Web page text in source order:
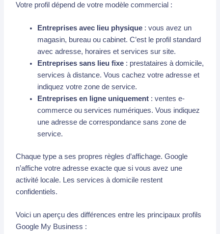
Votre profil dépend de votre modèle commercial :
Entreprises avec lieu physique: vous avez un
magasin, bureau ou cabinet. C’est le profil standard
avec adresse, horaires et services sur site.
Entreprises sans lieu fixe: prestataires à domicile,
services à distance. Vous cachez votre adresse et
indiquez votre zone de service.
Entreprises en ligne uniquement: ventes e-
commerce ou services numériques. Vous indiquez
une adresse de correspondance sans zone de
service.
Chaque type a ses propres règles d’affichage. Google
n’affiche votre adresse exacte que si vous avez une
activité locale. Les services à domicile restent
confidentiels.
Voici un aperçu des différences entre les principaux profils
Google My Business :